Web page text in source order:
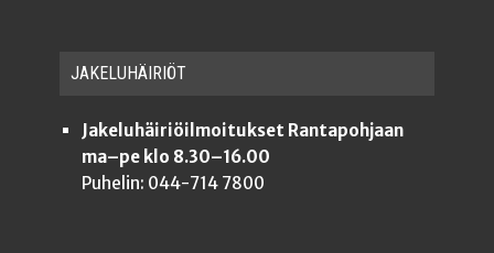
JAKE­LU­HÄI­RIÖT
Jakeluhäiriöilmoitukset Rantapohjaan
ma–pe klo 8.30–16.00
Puhelin: 044-714 7800